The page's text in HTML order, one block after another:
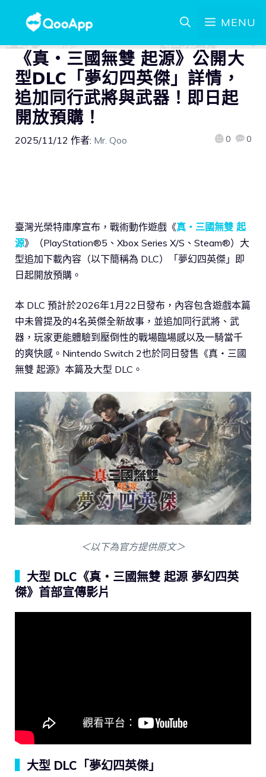
MENU
《真・三國無雙 起源》公開大
型DLC「夢幻四英傑」詳情，
追加同行武將與武器！即日起
開放預購！
2025/11/12 作者: Mr. Qoo 0 0
臺灣光榮特庫摩宣布，戰術動作遊戲《真・三國無雙 起
源》（PlayStation®5、Xbox Series X/S、Steam®）大
型追加下載內容（以下簡稱為 DLC）「夢幻四英傑」即
日起開放預購。
本 DLC 預計於2026年1月22日發布，內容包含遊戲本篇
中未曾提及的4名英傑全新故事，並追加同行武將、武
器，玩家更能體驗到壓倒性的戰場臨場感以及一騎當千
的爽快感。Nintendo Switch 2也於同日發售《真・三國
無雙 起源》本篇及大型 DLC。
＜以下為官方提供原文＞
大型 DLC《真・三國無雙 起源 夢幻四英
傑》首部宣傳影片
大型 DLC「夢幻四英傑」